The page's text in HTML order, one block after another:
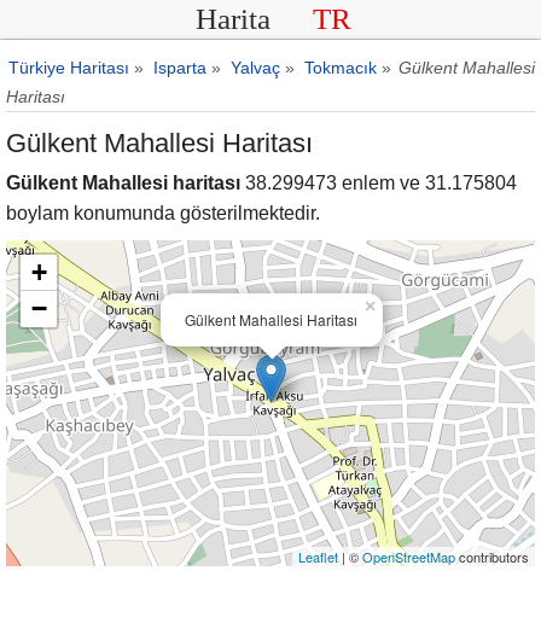
Harita TR
Türkiye Haritası » Isparta » Yalvaç » Tokmacık » Gülkent Mahallesi
Haritası
Gülkent Mahallesi Haritası
Gülkent Mahallesi haritası 38.299473 enlem ve 31.175804
boylam konumunda gösterilmektedir.
Gülkent Mahallesi Haritası
×
+
−
Leaflet| ©OpenStreetMapcontributors